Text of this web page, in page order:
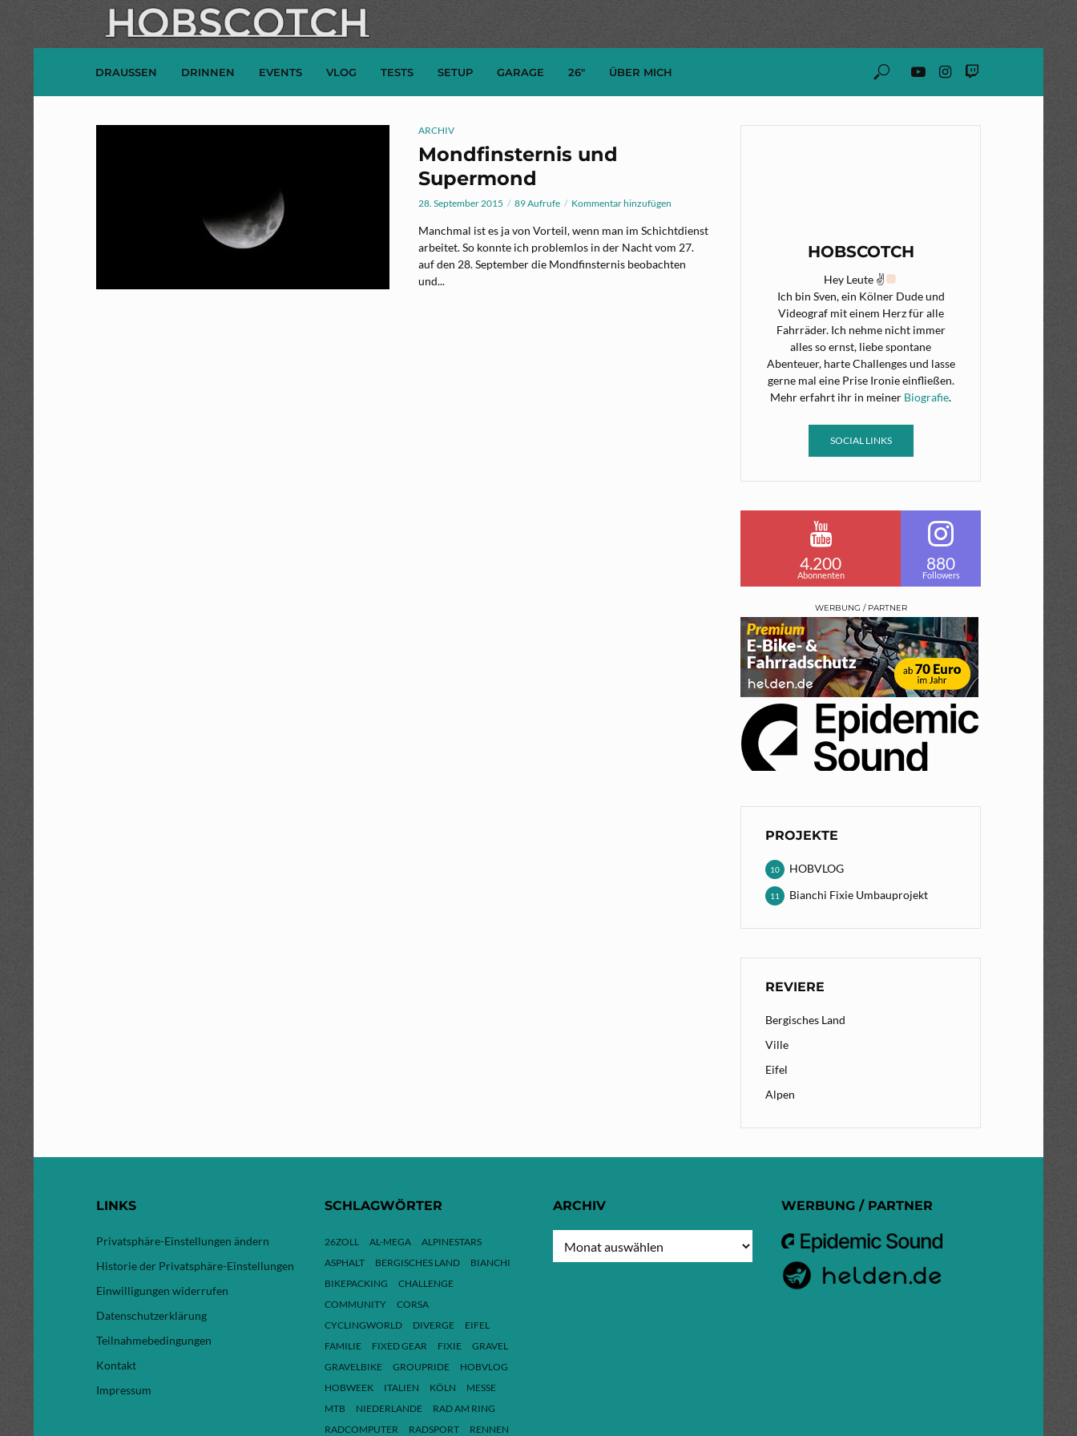
DRAUSSEN DRINNEN EVENTS VLOG TESTS SETUP GARAGE 26″ ÜBER MICH
ARCHIV
Mondfinsternis und
Supermond
28. September 2015 89 Aufrufe Kommentar hinzufügen
Manchmal ist es ja von Vorteil, wenn man im Schichtdienst
arbeitet. So konnte ich problemlos in der Nacht vom 27.
auf den 28. September die Mondfinsternis beobachten
und...
HOBSCOTCH
Hey Leute ✌
Ich bin Sven, ein Kölner Dude und
Videograf mit einem Herz für alle
Fahrräder. Ich nehme nicht immer
alles so ernst, liebe spontane
Abenteuer, harte Challenges und lasse
gerne mal eine Prise Ironie einfließen.
Mehr erfahrt ihr in meiner Biografie.
SOCIAL LINKS
4.200
Abonnenten
880
Followers
WERBUNG / PARTNER
PROJEKTE
HOBVLOG
10
Bianchi Fixie Umbauprojekt
11
REVIERE
Bergisches Land
Ville
Eifel
Alpen
LINKS
Privatsphäre-Einstellungen ändern
Historie der Privatsphäre-Einstellungen
Einwilligungen widerrufen
Datenschutzerklärung
Teilnahmebedingungen
Kontakt
Impressum
SCHLAGWÖRTER
26ZOLL AL-MEGA
ALPINESTARS
ASPHALT
BERGISCHES LAND
BIANCHI
BIKEPACKING
CHALLENGE
COMMUNITY
CORSA
CYCLINGWORLD
DIVERGE
EIFEL
FAMILIE
FIXED GEAR FIXIE
GRAVEL
GRAVELBIKE
GROUPRIDE
HOBVLOG
HOBWEEK
ITALIEN KÖLN
MESSE
MTB
NIEDERLANDE
RAD AM RING
RADCOMPUTER
RADSPORT RENNEN
ARCHIV
ARCHIV
WERBUNG / PARTNER